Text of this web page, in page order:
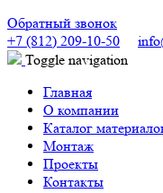
Обратный звонок
+7 (812) 209-10-50
Toggle navigation
Главная
О компании
Каталог
Монтаж
Проекты
Контакты